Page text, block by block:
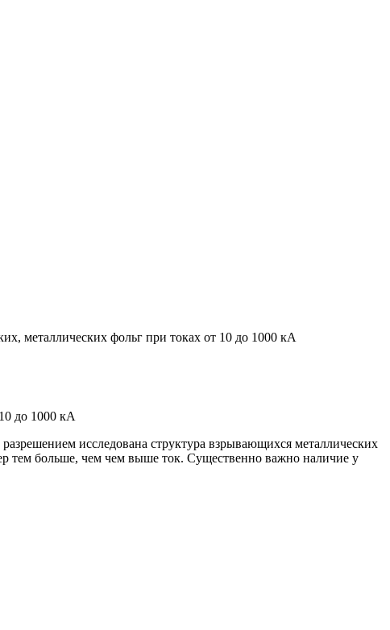
металлических фольг при токах от 10 до 1000 кА
до 1000 кА
исследована структура взрывающихся металлических
тем больше, чем чем выше ток. Существенно важно наличие у